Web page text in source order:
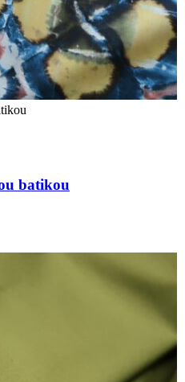
batikou